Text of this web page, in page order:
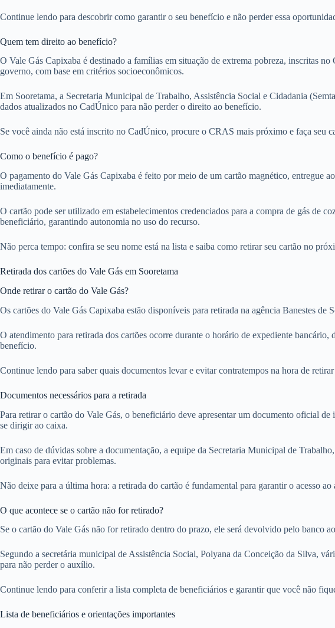
Continue lendo para descobrir como garantir o seu benefício e não perder essa
Quem tem direito ao benefício?
O Vale Gás Capixaba é destinado a famílias em situação de extrema pobreza, inscritas
governo, com base em critérios socioeconômicos.
Em Sooretama, a Secretaria Municipal de Trabalho, Assistência Social e Cidadania
dados atualizados no CadÚnico para não perder o direito ao benefício.
Se você ainda não está inscrito no CadÚnico, procure o CRAS mais próximo e faça seu
Como o benefício é pago?
O pagamento do Vale Gás Capixaba é feito por meio de um cartão magnético, entregue
imediatamente.
O cartão pode ser utilizado em estabelecimentos credenciados para a compra de gás de
beneficiário, garantindo autonomia no uso do recurso.
Não perca tempo: confira se seu nome está na lista e saiba como retirar seu cartão no
Retirada dos cartões do Vale Gás em Sooretama
Onde retirar o cartão do Vale Gás?
Os cartões do Vale Gás Capixaba estão disponíveis para retirada na agência Banestes
O atendimento para retirada dos cartões ocorre durante o horário de expediente
benefício.
Continue lendo para saber quais documentos levar e evitar contratempos na hora de retirar
Documentos necessários para a retirada
Para retirar o cartão do Vale Gás, o beneficiário deve apresentar um documento oficial
se dirigir ao caixa.
Em caso de dúvidas sobre a documentação, a equipe da Secretaria Municipal de
originais para evitar problemas.
Não deixe para a última hora: a retirada do cartão é fundamental para garantir o acesso
O que acontece se o cartão não for retirado?
Se o cartão do Vale Gás não for retirado dentro do prazo, ele será devolvido pelo
Segundo a secretária municipal de Assistência Social, Polyana da Conceição da Silva,
para não perder o auxílio.
Continue lendo para conferir a lista completa de beneficiários e garantir que você não
Lista de beneficiários e orientações importantes